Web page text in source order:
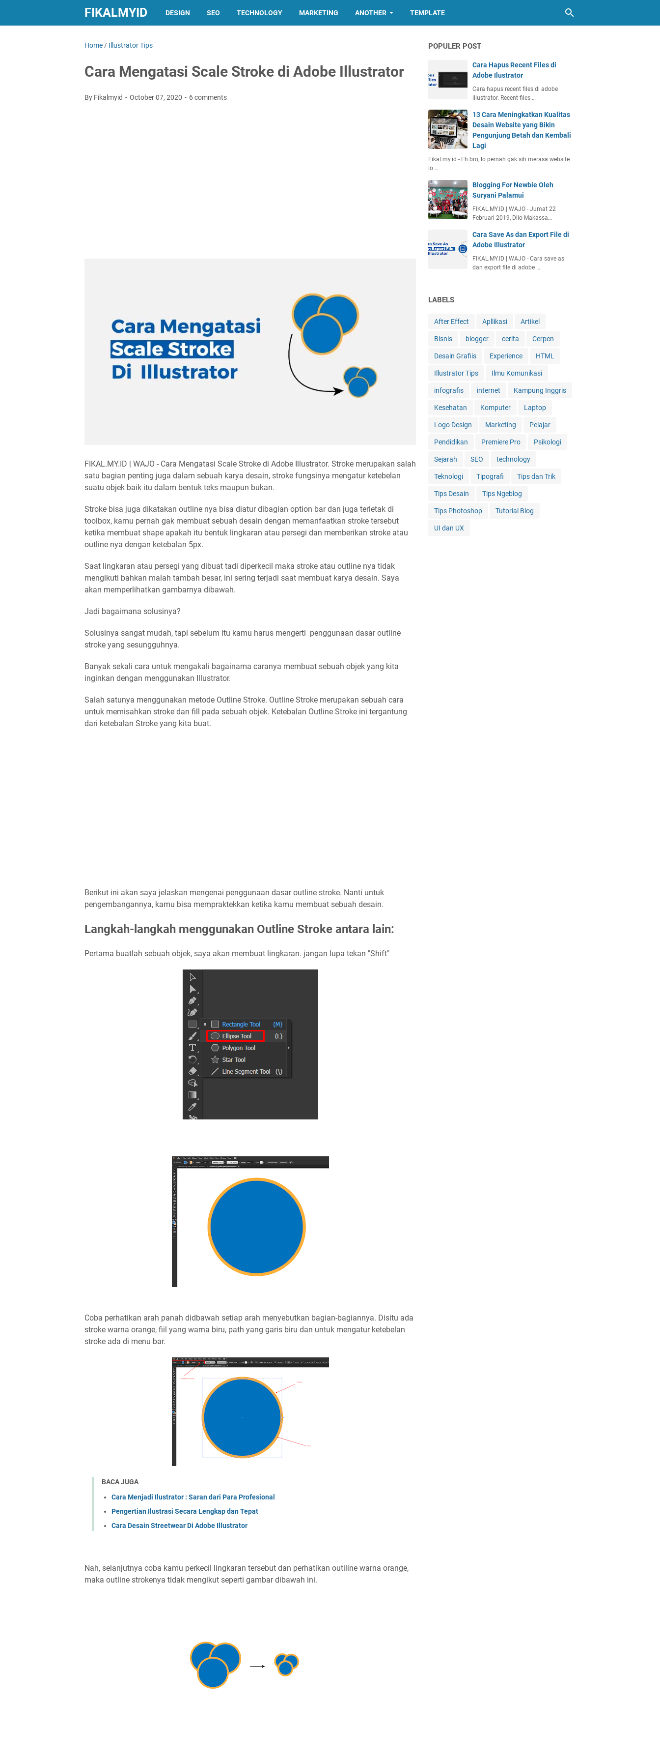
FIKALMYID DESIGN SEO TECHNOLOGY MARKETING ANOTHER TEMPLATE
Home / Illustrator Tips
Cara Mengatasi Scale Stroke di Adobe Illustrator
By Fikalmyid October 07, 2020 6 comments
FIKAL.MY.ID | WAJO - Cara Mengatasi Scale Stroke di Adobe Illustrator. Stroke merupakan salah
satu bagian penting juga dalam sebuah karya desain, stroke fungsinya mengatur ketebelan
suatu objek baik itu dalam bentuk teks maupun bukan.
Stroke bisa juga dikatakan outline nya bisa diatur dibagian option bar dan juga terletak di
toolbox, kamu pernah gak membuat sebuah desain dengan memanfaatkan stroke tersebut
ketika membuat shape apakah itu bentuk lingkaran atau persegi dan memberikan stroke atau
outline nya dengan ketebalan 5px.
Saat lingkaran atau persegi yang dibuat tadi diperkecil maka stroke atau outline nya tidak
mengikuti bahkan malah tambah besar, ini sering terjadi saat membuat karya desain. Saya
akan memperlihatkan gambarnya dibawah.
Jadi bagaimana solusinya?
Solusinya sangat mudah, tapi sebelum itu kamu harus mengerti penggunaan dasar outline
stroke yang sesungguhnya.
Banyak sekali cara untuk mengakali bagainama caranya membuat sebuah objek yang kita
inginkan dengan menggunakan Illustrator.
Salah satunya menggunakan metode Outline Stroke. Outline Stroke merupakan sebuah cara
untuk memisahkan stroke dan fill pada sebuah objek. Ketebalan Outline Stroke ini tergantung
dari ketebalan Stroke yang kita buat.
Berikut ini akan saya jelaskan mengenai penggunaan dasar outline stroke. Nanti untuk
pengembangannya, kamu bisa mempraktekkan ketika kamu membuat sebuah desain.
Langkah-langkah menggunakan Outline Stroke antara lain:
Pertama buatlah sebuah objek, saya akan membuat lingkaran. jangan lupa tekan "Shift"
Coba perhatikan arah panah didbawah setiap arah menyebutkan bagian-bagiannya. Disitu ada
stroke warna orange, fiil yang warna biru, path yang garis biru dan untuk mengatur ketebelan
stroke ada di menu bar.
BACA JUGA
Cara Menjadi Ilustrator : Saran dari Para Profesional
Pengertian Ilustrasi Secara Lengkap dan Tepat
Cara Desain Streetwear Di Adobe Illustrator
Nah, selanjutnya coba kamu perkecil lingkaran tersebut dan perhatikan outiline warna orange,
maka outline strokenya tidak mengikut seperti gambar dibawah ini.
POPULER POST
Cara Hapus Recent Files di
Adobe Ilustrator
Cara hapus recent files di adobe
illustrator. Recent files …
13 Cara Meningkatkan Kualitas
Desain Website yang Bikin
Pengunjung Betah dan Kembali
Lagi
Fikal.my.id - Eh bro, lo pernah gak sih merasa website
lo …
Blogging For Newbie Oleh
Suryani Palamui
FIKAL.MY.ID | WAJO - Jumat 22
Februari 2019, Dilo Makassa…
Cara Save As dan Export File di
Adobe Illustrator
FIKAL.MY.ID | WAJO - Cara save as
dan export file di adobe …
LABELS
After Effect Apllikasi Artikel
Bisnis blogger cerita Cerpen
Desain Grafiis Experience HTML
Illustrator Tips Ilmu Komunikasi
infografis internet Kampung Inggris
Kesehatan Komputer Laptop
Logo Design Marketing Pelajar
Pendidikan Premiere Pro Psikologi
Sejarah SEO technology
Teknologi Tipografi Tips dan Trik
Tips Desain Tips Ngeblog
Tips Photoshop Tutorial Blog
UI dan UX